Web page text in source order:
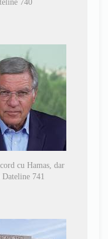
740
cu Hamas, dar
Dateline 741